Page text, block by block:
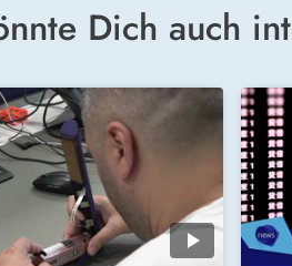
Dich auch